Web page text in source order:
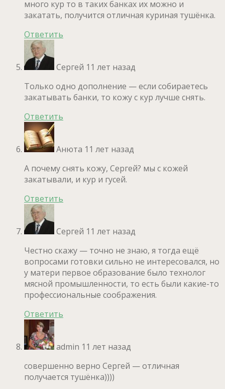
много кур то в таких банках их можно и
закатать, получится отличная куриная тушёнка.
Ответить
Сергей 11 лет назад
Только одно дополнение — если собираетесь
закатывать банки, то кожу с кур лучше снять.
Ответить
Анюта 11 лет назад
А почему снять кожу, Сергей? мы с кожей
закатывали, и кур и гусей.
Ответить
Сергей 11 лет назад
Честно скажу — точно не знаю, я тогда ещё
вопросами готовки сильно не интересовался, но
у матери первое образование было технолог
мясной промышленности, то есть были какие-то
профессиональные соображения.
Ответить
admin 11 лет назад
совершенно верно Сергей — отличная
получается тушёнка))))